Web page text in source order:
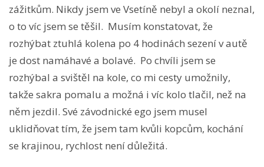
zážitkům. Nikdy jsem ve Vsetíně nebyl a okolí neznal,
o to víc jsem se těšil. Musím konstatovat, že
rozhýbat ztuhlá kolena po 4 hodinách sezení v autě
je dost namáhavé a bolavé. Po chvíli jsem se
rozhýbal a svištěl na kole, co mi cesty umožnily,
takže sakra pomalu a možná i víc kolo tlačil, než na
něm jezdil. Své závodnické ego jsem musel
uklidňovat tím, že jsem tam kvůli kopcům, kochání
se krajinou, rychlost není důležitá.